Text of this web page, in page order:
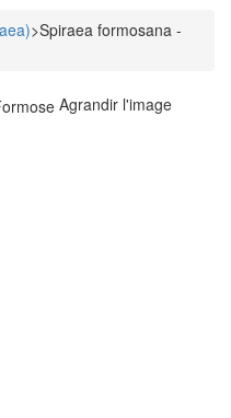
>Spiraea formosana -
Agrandir l'image